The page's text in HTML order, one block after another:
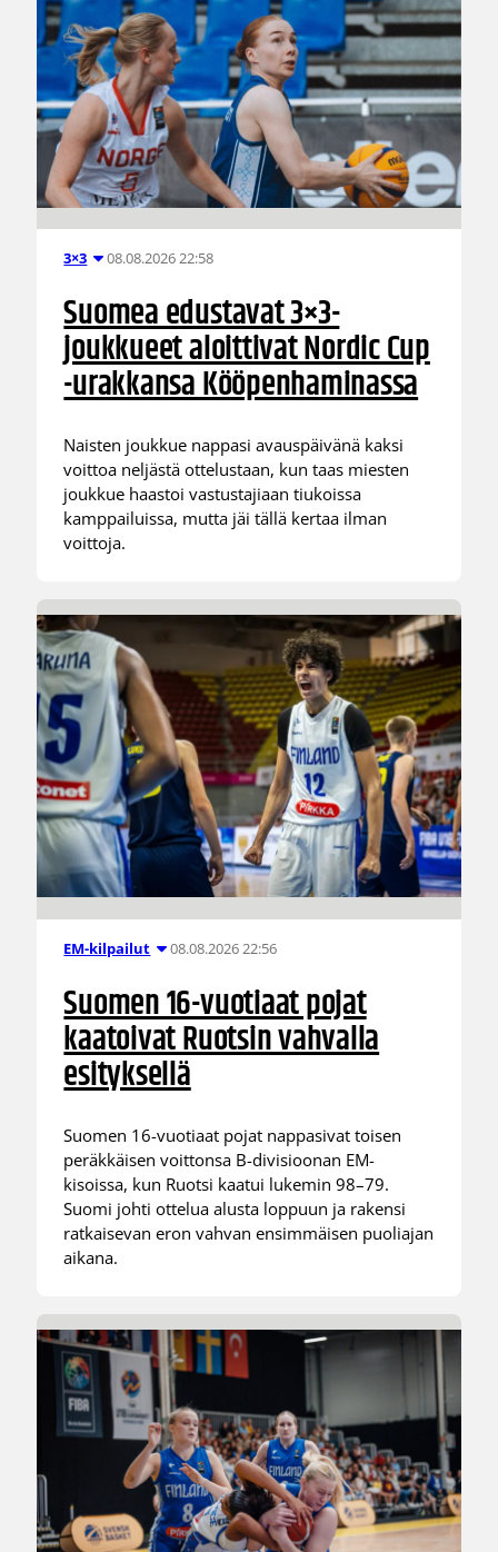
3×3 08.08.2026 22:58
Suomea edustavat 3×3-
joukkueet aloittivat Nordic Cup
-urakkansa Kööpenhaminassa
Naisten joukkue nappasi avauspäivänä kaksi
voittoa neljästä ottelustaan, kun taas miesten
joukkue haastoi vastustajiaan tiukoissa
kamppailuissa, mutta jäi tällä kertaa ilman
voittoja.
EM-kilpailut 08.08.2026 22:56
Suomen 16-vuotiaat pojat
kaatoivat Ruotsin vahvalla
esityksellä
Suomen 16-vuotiaat pojat nappasivat toisen
peräkkäisen voittonsa B-divisioonan EM-
kisoissa, kun Ruotsi kaatui lukemin 98–79.
Suomi johti ottelua alusta loppuun ja rakensi
ratkaisevan eron vahvan ensimmäisen puoliajan
aikana.